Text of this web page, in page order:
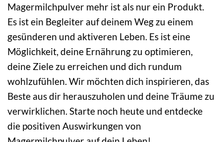
Magermilchpulver mehr ist als nur ein Produkt.
Es ist ein Begleiter auf deinem Weg zu einem
gesünderen und aktiveren Leben. Es ist eine
Möglichkeit, deine Ernährung zu optimieren,
deine Ziele zu erreichen und dich rundum
wohlzufühlen. Wir möchten dich inspirieren, das
Beste aus dir herauszuholen und deine Träume zu
verwirklichen. Starte noch heute und entdecke
die positiven Auswirkungen von